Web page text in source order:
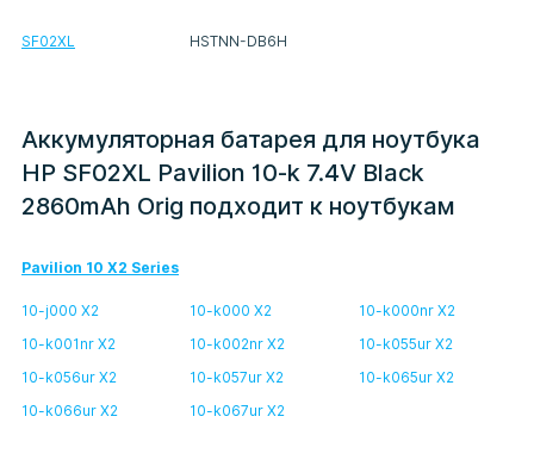
SF02XL HSTNN-DB6H
Аккумуляторная батарея для ноутбука
HP SF02XL Pavilion 10-k 7.4V Black
2860mAh Orig подходит к ноутбукам
Pavilion 10 X2 Series
10-j000 X2 10-k000 X2
10-k000nr X2
10-k001nr X2
10-k002nr X2
10-k055ur X2
10-k056ur X2
10-k057ur X2
10-k065ur X2
10-k066ur X2
10-k067ur X2